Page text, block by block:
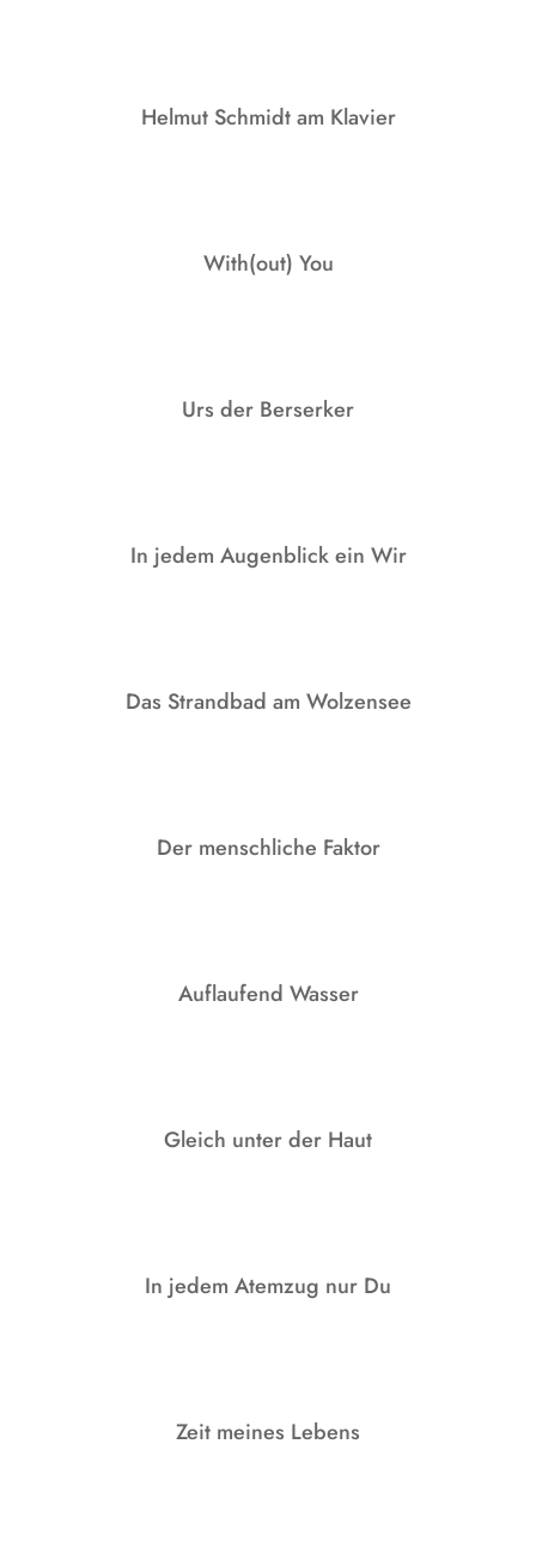
Helmut Schmidt am Klavier
With(out) You
Urs der Berserker
In jedem Augenblick ein Wir
Das Strandbad am Wolzensee
Der menschliche Faktor
Auflaufend Wasser
Gleich unter der Haut
In jedem Atemzug nur Du
Zeit meines Lebens